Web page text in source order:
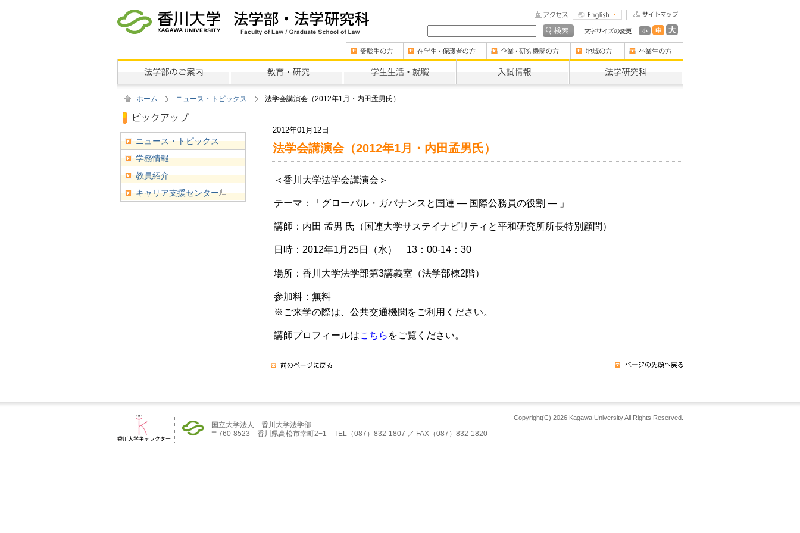
ホーム ニュース・トピックス 法学会講演会（2012年1月・内田孟男氏）
2012年01月12日
法学会講演会（2012年1月・内田孟男氏）
＜香川大学法学会講演会＞
テーマ：「グローバル・ガバナンスと国連 ― 国際公務員の役割 ― 」
講師：内田 孟男 氏（国連大学サステイナビリティと平和研究所所長特別顧問）
日時：2012年1月25日（水） 13：00-14：30
場所：香川大学法学部第3講義室（法学部棟2階）
参加料：無料
※ご来学の際は、公共交通機関をご利用ください。
講師プロフィールはこちら をご覧ください。
ニュース・トピックス
学務情報
教員紹介
キャリア支援センター
Copyright(C) 2026 Kagawa University All Rights Reserved.
国立大学法人 香川大学法学部
〒760-8523 香川県高松市幸町2−1 TEL（087）832-1807 ／ FAX（087）832-1820